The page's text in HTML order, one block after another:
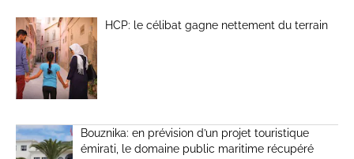
HCP: le célibat gagne nettement du terrain
Bouznika: en prévision d’un projet touristique
émirati, le domaine public maritime récupéré